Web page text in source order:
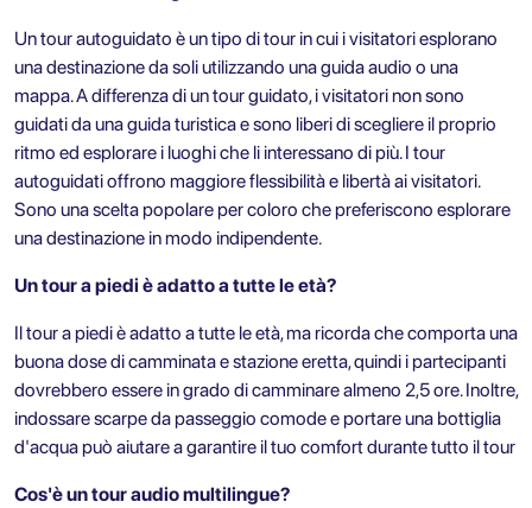
Un tour autoguidato è un tipo di tour in cui i visitatori esplorano
una destinazione da soli utilizzando una guida audio o una
mappa. A differenza di un tour guidato, i visitatori non sono
guidati da una guida turistica e sono liberi di scegliere il proprio
ritmo ed esplorare i luoghi che li interessano di più. I tour
autoguidati offrono maggiore flessibilità e libertà ai visitatori.
Sono una scelta popolare per coloro che preferiscono esplorare
una destinazione in modo indipendente.
Un tour a piedi è adatto a tutte le età?
Il tour a piedi è adatto a tutte le età, ma ricorda che comporta una
buona dose di camminata e stazione eretta, quindi i partecipanti
dovrebbero essere in grado di camminare almeno 2,5 ore. Inoltre,
indossare scarpe da passeggio comode e portare una bottiglia
d'acqua può aiutare a garantire il tuo comfort durante tutto il tour
Cos'è un tour audio multilingue?